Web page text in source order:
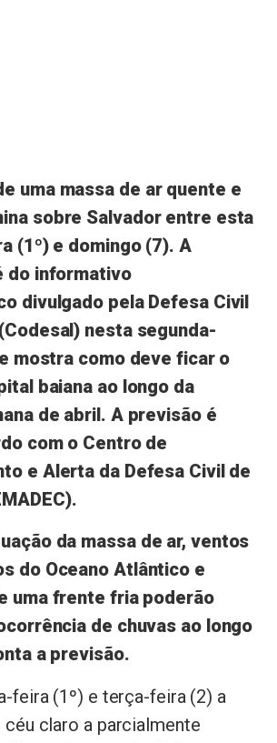
uma massa de ar quente e
sobre Salvador entre esta
(1º) e domingo (7). A
do informativo
divulgado pela Defesa Civil
nesta segunda-
mostra como deve ficar o
baiana ao longo da
de abril. A previsão é
com o Centro de
e Alerta da Defesa Civil de
da massa de ar, ventos
do Oceano Atlântico e
uma frente fria poderão
de chuvas ao longo
a previsão.
feira (1º) e terça-feira (2) a
claro a parcialmente